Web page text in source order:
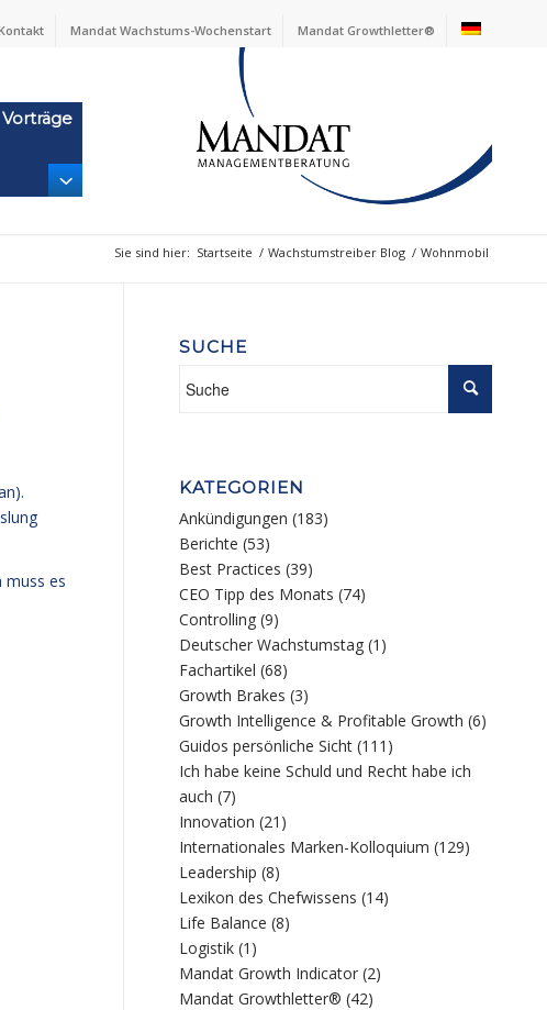
Mandat Wachstums-Wochenstart Mandat Growthletter®
Vorträge
Sie sind hier: Startseite / Wachstumstreiber Blog / Wohnmobil
muss es
SUCHE
KATEGORIEN
Ankündigungen (183)
Berichte (53)
Best Practices (39)
CEO Tipp des Monats (74)
Controlling (9)
Deutscher Wachstumstag (1)
Fachartikel (68)
Growth Brakes (3)
Growth Intelligence & Profitable Growth (6)
Guidos persönliche Sicht (111)
Ich habe keine Schuld und Recht habe ich
auch (7)
Innovation (21)
Internationales Marken-Kolloquium (129)
Leadership (8)
Lexikon des Chefwissens (14)
Life Balance (8)
Logistik (1)
Mandat Growth Indicator (2)
Mandat Growthletter® (42)